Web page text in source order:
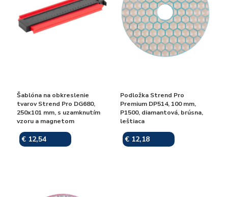
Šablóna na obkreslenie
tvarov Strend Pro DG680,
250x101 mm, s uzamknutím
vzoru a magnetom
€ 12,54
Podložka Strend Pro
Premium DP514, 100 mm,
P1500, diamantová, brúsna,
leštiaca
€ 12,18